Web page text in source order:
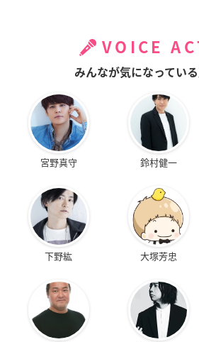
VOICE
みんなが気になってい
宮野真守 鈴村健一
下野紘 大塚芳忠